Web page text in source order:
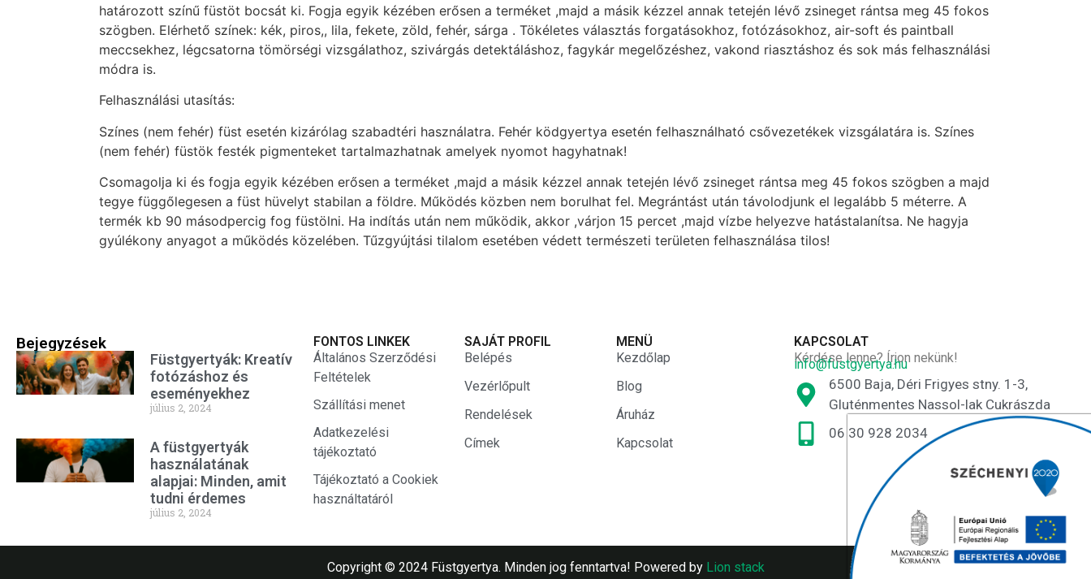
határozott színű füstöt bocsát ki. Fogja egyik kézében erősen a terméket ,majd a másik kézzel annak tetején lévő zsineget rántsa meg 45 fokos
szögben. Elérhető színek: kék, piros,, lila, fekete, zöld, fehér, sárga . Tökéletes választás forgatásokhoz, fotózásokhoz, air-soft és paintball
meccsekhez, légcsatorna tömörségi vizsgálathoz, szivárgás detektáláshoz, fagykár megelőzéshez, vakond riasztáshoz és sok más felhasználási
módra is.
Felhasználási utasítás:
Színes (nem fehér) füst esetén kizárólag szabadtéri használatra. Fehér ködgyertya esetén felhasználható csővezetékek vizsgálatára is. Színes
(nem fehér) füstök festék pigmenteket tartalmazhatnak amelyek nyomot hagyhatnak!
Csomagolja ki és fogja egyik kézében erősen a terméket ,majd a másik kézzel annak tetején lévő zsineget rántsa meg 45 fokos szögben a majd
tegye függőlegesen a füst hüvelyt stabilan a földre. Működés közben nem borulhat fel. Megrántást után távolodjunk el legalább 5 méterre. A
termék kb 90 másodpercig fog füstölni. Ha indítás után nem működik, akkor ,várjon 15 percet ,majd vízbe helyezve hatástalanítsa. Ne hagyja
gyúlékony anyagot a működés közelében. Tűzgyújtási tilalom esetében védett természeti területen felhasználása tilos!
Bejegyzések
Füstgyertyák: Kreatív
fotózáshoz és
eseményekhez
július 2, 2024
A füstgyertyák
használatának
alapjai: Minden, amit
tudni érdemes
július 2, 2024
FONTOS LINKEK
Általános Szerződési
Feltételek
Szállítási menet
Adatkezelési
tájékoztató
Tájékoztató a Cookiek
használtatáról
SAJÁT PROFIL
Belépés
Vezérlőpult
Rendelések
Címek
MENÜ
Kezdőlap
Blog
Áruház
Kapcsolat
KAPCSOLAT
Kérdése lenne? Írjon nekünk!
info@fustgyertya.hu
6500 Baja, Déri Frigyes stny. 1-3,
Gluténmentes Nassol-lak Cukrászda
06 30 928 2034
Copyright © 2024 Füstgyertya. Minden jog fenntartva! Powered by Lion stack